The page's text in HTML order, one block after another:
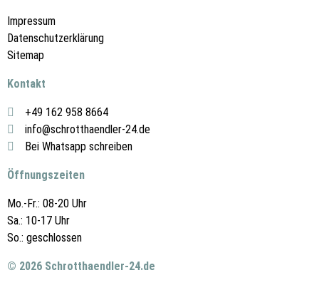
Impressum
Datenschutzerklärung
Sitemap
Kontakt
+49 162 958 8664
info@schrotthaendler-24.de
Bei Whatsapp schreiben
Öffnungszeiten
Mo.-Fr.: 08-20 Uhr
Sa.: 10-17 Uhr
So.: geschlossen
© 2026 Schrotthaendler-24.de